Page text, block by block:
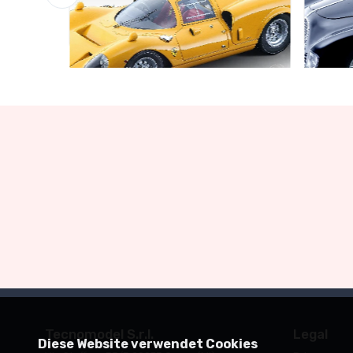
Diese Website verwendet Cookies